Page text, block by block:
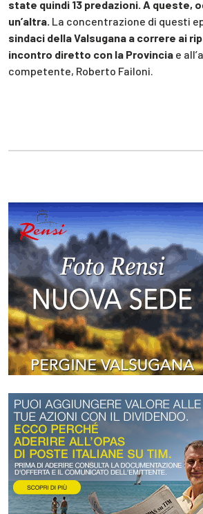
state quindi 13 predazioni. A queste,
un’altra. La concentrazione di questi
sindaci della Valsugana a correre ai
incontro diretto con la Provincia e
competente, Roberto Failoni.